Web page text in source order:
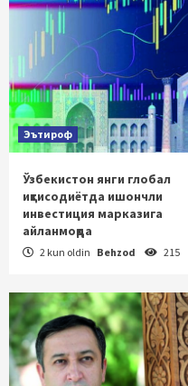
Эътироф
Ўзбекистон янги глобал
иқтисодиётда ишончли
инвестиция марказига
айланмоқда
2 kun oldin Behzod 215